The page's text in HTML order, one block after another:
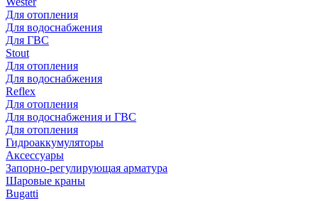
Для отопления
Для водоснабжения
Для ГВС
Stout
Для отопления
Для водоснабжения
Reflex
Для отопления
Для водоснабжения и ГВС
Для отопления
Гидроаккумуляторы
Аксессуары
Запорно-регулирующая арматура
Шаровые краны
Bugatti